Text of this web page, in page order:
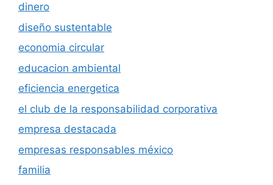
dinero
diseño sustentable
economia circular
educacion ambiental
eficiencia energetica
el club de la responsabilidad corporativa
empresa destacada
empresas responsables méxico
familia